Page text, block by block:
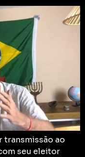
transmissão ao
seu eleitor